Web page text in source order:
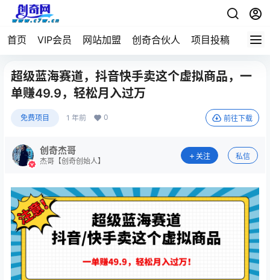
首页 VIP会员 网站加盟 创奇合伙人 项目投稿
超级蓝海赛道，抖音快手卖这个虚拟商品，一
单赚49.9，轻松月入过万
免费项目 1 年前 0 前往下载
创奇杰哥
杰哥【创奇创始人】
关注 私信